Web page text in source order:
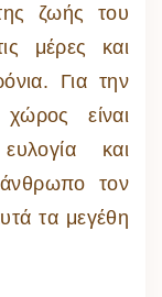
ζωής του
μέρες και
Για την
είναι
και
τον
τα μεγέθη